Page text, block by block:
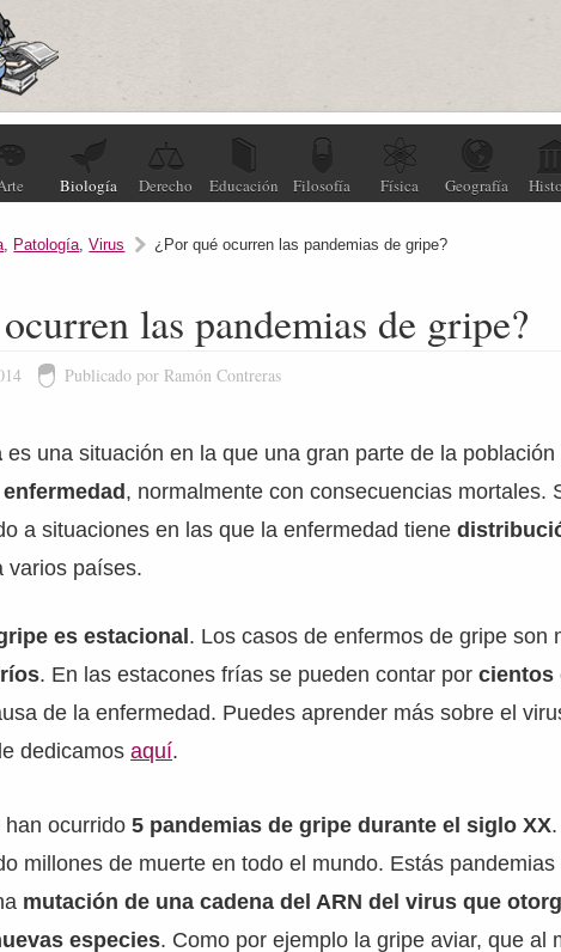
Biología Derecho Educación Filosofía Física Geografía
, Patología,Virus ¿Por qué ocurren las pandemias de gripe?
las pandemias de gripe?
Publicado por Ramón Contreras
es una situación en la que una gran parte de la población
enfermedad , normalmente con consecuencias mortales.
a situaciones en las que la enfermedad tiene
varios países.
es estacional . Los casos de enfermos de gripe son
. En las estacones frías se pueden contar porcientos
de la enfermedad. Puedes aprender más sobre el
dedicamosaquí.
han ocurrido5 pandemias de gripe durante el siglo XX
millones de muerte en todo el mundo. Estás
mutación de una cadena del ARN del virus que
especies. Como por ejemplo la gripe aviar, que al